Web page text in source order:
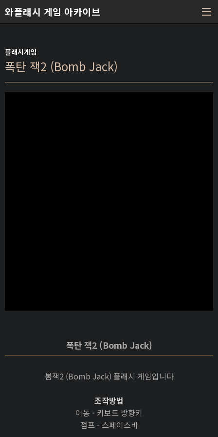
와플래시 게임 아카이브
플래시게임
폭탄 잭2 (Bomb Jack)
폭탄 잭2 (Bomb Jack)
봄잭2 (Bomb Jack) 플래시 게임입니다
조작방법
이동 - 키보드 방향키
점프 - 스페이스바